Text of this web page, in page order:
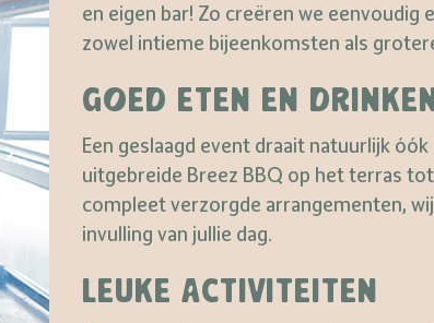
en eigen bar! Zo creëren we
zowel intieme bijeenkomsten als
GOED ETEN EN
Een geslaagd event draait natuurlijk
uitgebreide Breez BBQ op het terras
compleet verzorgde arrangementen,
invulling van jullie dag.
LEUKE ACTIVITEITEN